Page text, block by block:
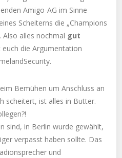
Amigo-AG im Sinne
Scheiterns die „Champions
Also alles nochmal gut
die Argumentation
Bemühen um Anschluss an
scheitert, ist alles in Butter.
sind, in Berlin wurde gewählt,
verpasst haben sollte. Das
und